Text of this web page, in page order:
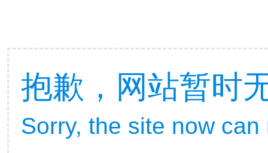
抱歉，网站暂时
Sorry, the site now